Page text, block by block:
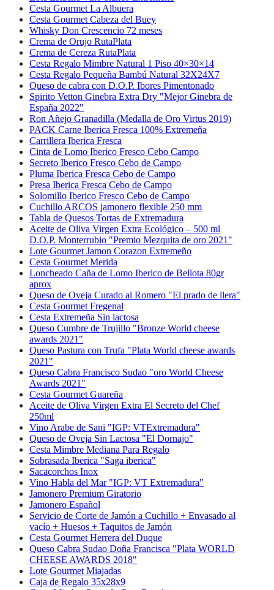
Cesta Gourmet La Albuera
Cesta Gourmet Cabeza del Buey
Whisky Don Crescencio 72 meses
Crema de Orujo RutaPlata
Crema de Cereza RutaPlata
Cesta Regalo Mimbre Natural 1 Piso 40×30×14
Cesta Regalo Pequeña Bambú Natural 32X24X7
Queso de cabra con D.O.P. Ibores Pimentonado
Spirito Vetton Ginebra Extra Dry "Mejor Ginebra de
España 2022"
Ron Añejo Granadilla (Medalla de Oro Virtus 2019)
PACK Carne Iberica Fresca 100% Extremeña
Carrillera Iberica Fresca
Cinta de Lomo Iberico Fresco Cebo Campo
Secreto Iberico Fresco Cebo de Campo
Pluma Iberica Fresca Cebo de Campo
Presa Iberica Fresca Cebo de Campo
Solomillo Iberico Fresco Cebo de Campo
Cuchillo ARCOS jamonero flexible 250 mm
Tabla de Quesos Tortas de Extremadura
Aceite de Oliva Virgen Extra Ecológico – 500 ml
D.O.P. Monterrubio "Premio Mezquita de oro 2021"
Lote Gourmet Jamon Corazon Extremeño
Cesta Gourmet Merida
Loncheado Caña de Lomo Iberico de Bellota 80gr
aprox
Queso de Oveja Curado al Romero "El prado de llera"
Cesta Gourmet Fregenal
Cesta Extremeña Sin lactosa
Queso Cumbre de Trujillo "Bronze World cheese
awards 2021"
Queso Pastura con Trufa "Plata World cheese awards
2021"
Queso Cabra Francisco Sudao "oro World Cheese
Awards 2021"
Cesta Gourmet Guareña
Aceite de Oliva Virgen Extra El Secreto del Chef
250ml
Vino Arabe de Sani "IGP: VTExtremadura"
Queso de Oveja Sin Lactosa "El Dornajo"
Cesta Mimbre Mediana Para Regalo
Sobrasada Iberica "Saga iberica"
Sacacorchos Inox
Vino Habla del Mar "IGP: VT Extremadura"
Jamonero Premium Giratorio
Jamonero Español
Servicio de Corte de Jamón a Cuchillo + Envasado al
vacío + Huesos + Taquitos de Jamón
Cesta Gourmet Herrera del Duque
Queso Cabra Sudao Doña Francisca "Plata WORLD
CHEESE AWARDS 2018"
Lote Gourmet Miajadas
Caja de Regalo 35x28x9